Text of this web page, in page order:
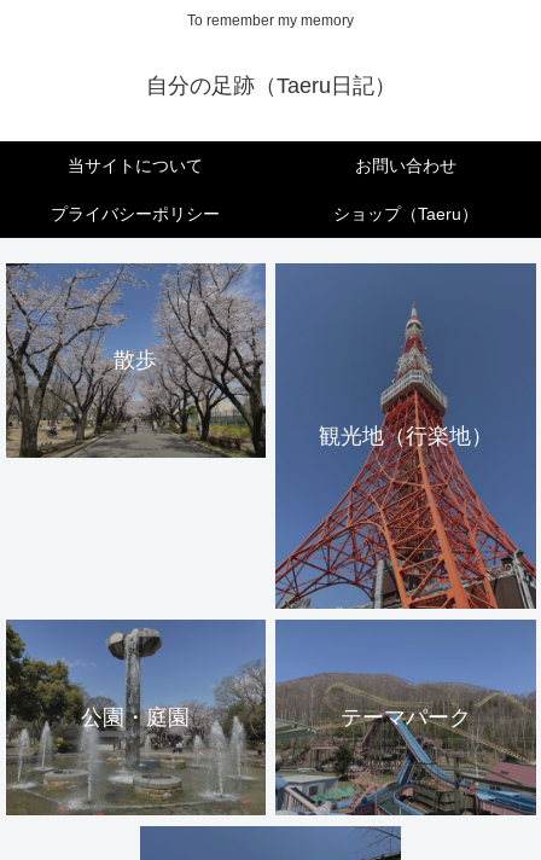
To remember my memory
自分の足跡（Taeru日記）
当サイトについて お問い合わせ
プライバシーポリシー ショップ（Taeru）
散歩
観光地（行楽地）
公園・庭園 テーマパーク